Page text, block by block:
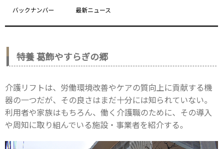
バックナンバー 最新ニュース
特養 葛飾やすらぎの郷
介護リフトは、労働環境改善やケアの質向上に貢献する機
器の一つだが、その良さはまだ十分には知られていない。
利用者や家族はもちろん、働く介護職のために、その導入
や周知に取り組んでいる施設・事業者を紹介する。